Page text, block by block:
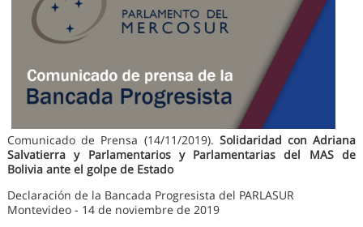
Comunicado de Prensa (14/11/2019). Solidaridad con Adriana
Salvatierra y Parlamentarios y Parlamentarias del MAS de
Bolivia ante el golpe de Estado
Declaración de la Bancada Progresista del PARLASUR
Montevideo - 14 de noviembre de 2019